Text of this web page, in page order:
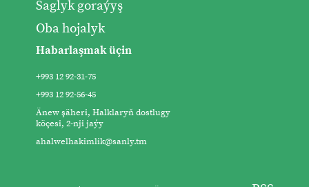
Saglyk goraýyş
Oba hojalyk
Habarlaşmak üçin
+993 12 92-31-75
+993 12 92-56-45
Änew şäheri, Halklaryň dostlugy
köçesi, 2-nji jaýy
ahalwelhakimlik@sanly.tm